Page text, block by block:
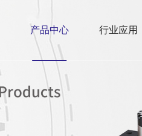
产品中心 行业应用